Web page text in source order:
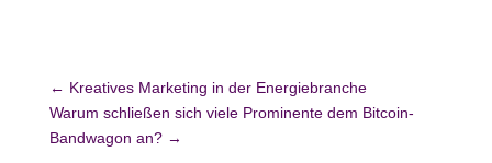
← Kreatives Marketing in der Energiebranche
Warum schließen sich viele Prominente dem Bitcoin-
Bandwagon an?→